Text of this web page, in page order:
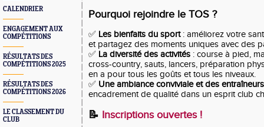
CALENDRIER
ENGAGEMENT AUX
COMPÉTITIONS
RÉSULTATS DES
COMPÉTITIONS 2025
RÉSULTATS DES
COMPÉTITIONS 2026
LE CLASSEMENT DU
CLUB
Pourquoi rejoindre le TOS ?
✅ Les bienfaits du sport: améliorez votre
et partagez des moments uniques avec des
✅ La diversité des activités : course à pied,
cross-country, sauts, lancers, préparation
en a pour tous les goûts et tous les niveaux.
✅ Une ambiance conviviale et des
encadrement de qualité dans un esprit club
📝 Inscriptions ouvertes !